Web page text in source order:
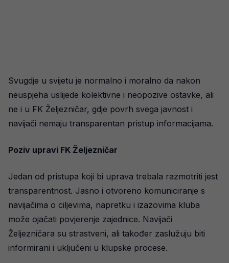
Svugdje u svijetu je normalno i moralno da nakon
neuspjeha uslijede kolektivne i neopozive ostavke, ali
ne i u FK Željezničar, gdje povrh svega javnost i
navijači nemaju transparentan pristup informacijama.
Poziv upravi FK Željezničar
Jedan od pristupa koji bi uprava trebala razmotriti jest
transparentnost. Jasno i otvoreno komuniciranje s
navijačima o ciljevima, napretku i izazovima kluba
može ojačati povjerenje zajednice. Navijači
Željezničara su strastveni, ali također zaslužuju biti
informirani i uključeni u klupske procese.